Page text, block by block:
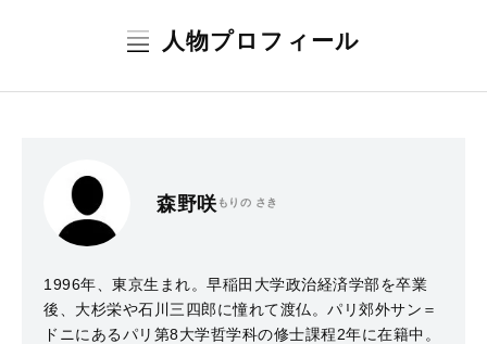
人物プロフィール
森野咲 もりの さき
1996年、東京生まれ。早稲田大学政治経済学部を卒業
後、大杉栄や石川三四郎に憧れて渡仏。パリ郊外サン＝
ドニにあるパリ第8大学哲学科の修士課程2年に在籍中。